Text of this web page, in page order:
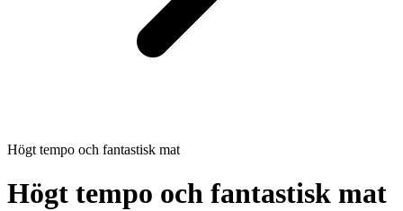
Högt tempo och fantastisk mat
Högt tempo och fantastisk mat